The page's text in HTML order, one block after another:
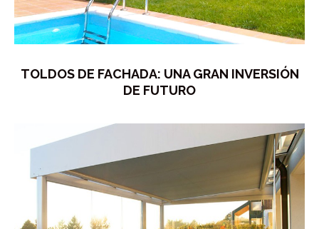
TOLDOS DE FACHADA: UNA GRAN INVERSIÓN
DE FUTURO